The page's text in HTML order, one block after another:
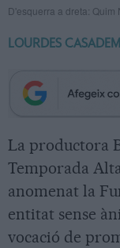
D'esquerra a dreta:
LOURDES
La productora
Temporada
anomenat la
entitat sense
vocació de